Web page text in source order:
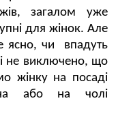
загалом уже
для жінок. Але
ясно, чи впадуть
не виключено, що
жінку на посаді
або на чолі